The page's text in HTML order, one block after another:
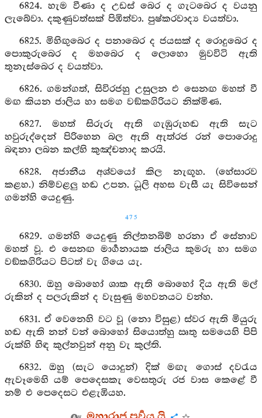
6824. හැම වීණා ද උඩස් බෙර ද ගැටබෙර ද වයනු
ලැබේවා. දකුණුවත්සක් පිඹිත්වා. පුෂ්කරවාද්‍ය වයත්වා.
6825. මිහිඟුබෙර ද පනාබෙර ද ජයසක් ද රොදුබෙර ද
පොකුරුබෙර ද මහබෙර ද ලොහො මුවවිටි ඇති
තුනැස්බෙර ද වයත්වා.
6826. ගමන්ගත්, සිවිරජහු උසුලන එ සෙනඟ මහත් වී
මඟ කියන ජාලිය හා සමග වඞ්කගිරියට නික්මිණ.
6827. මහත් සිරුරු ඇති ගැඹුරුහඬ ඇති සැට
හවුරුද්දෙන් පිරිහෙන බල ඇති ඇත්රජ රන් පොරොදු
බඳනා ලබන කල්හි කුඤ්චනාද කරයි.
6828. අජානීය අශ්වයෝ කිල නැඟූහ. (හේසාරව
කළහ.) නිම්වළලු හඬ උපන. ධූලි අහස වැසී යැ සිවිසෙන්
ගමන්හි යෙදුණු.
475
6829. ගමන්හි යෙදුණු නිල්තනබිම් හරනා ඒ සේනාව
මහත් වූ. එ සෙනඟ මාර්‍ගනායක ජාලිය කුමරු හා සමග
වඞ්කගිරියට පිටත් වැ ගියෙ යැ.
6830. ඔහු බොහෝ ශාක ඇති බොහෝ දිය ඇති මල්
රුකින් ද පලරුකින් ද වැසුණු මහවනයට වන්හ.
6831. ඒ වෙනෙහි වට වූ (නො විසුළ) ස්වර ඇති මියුරු
හඬ ඇති නන් වන් බොහෝ සියොත්හු ඍතු සමයෙහි පිපි
රුක්හි හිඳ කුල්නවුන් අනු වැ කුල්ති.
6832. ඔහු (සැට යොදුන්) දික් මඟැ ගොස් දවරැය
ඇවෑමෙහි යම් පෙදෙසකැ වෙසතුරු රජ වාස කෙළේ වී
නම් එ පෙදෙසට එළැඹියහ.